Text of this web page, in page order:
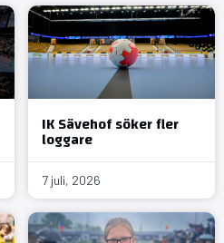
IK Sävehof söker fler
loggare
7 juli, 2026